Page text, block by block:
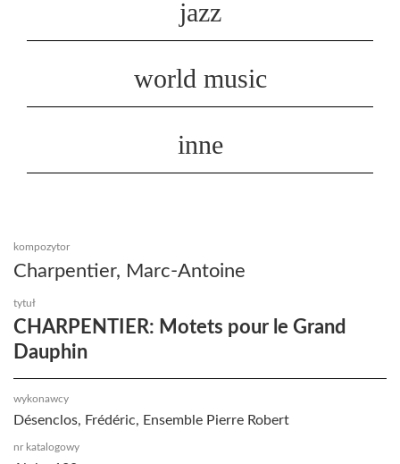
jazz
world music
inne
kompozytor
Charpentier, Marc-Antoine
tytuł
CHARPENTIER: Motets pour le Grand
Dauphin
wykonawcy
Désenclos, Frédéric, Ensemble Pierre Robert
nr katalogowy